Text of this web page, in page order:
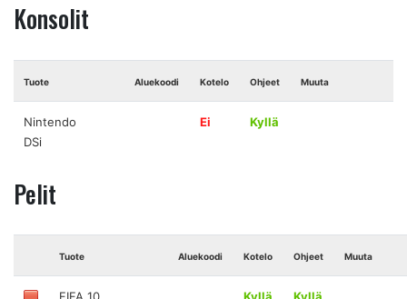
Konsolit
Tuote Aluekoodi Kotelo Ohjeet Muuta
Nintendo
DSi
Ei Kyllä
Pelit
Tuote Aluekoodi Kotelo Ohjeet Muuta